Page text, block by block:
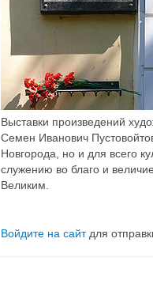
Выставки произведений
Семен Иванович
Новгорода, но и для всего
служению во благо и
Великим.
Войдите на сайтдля